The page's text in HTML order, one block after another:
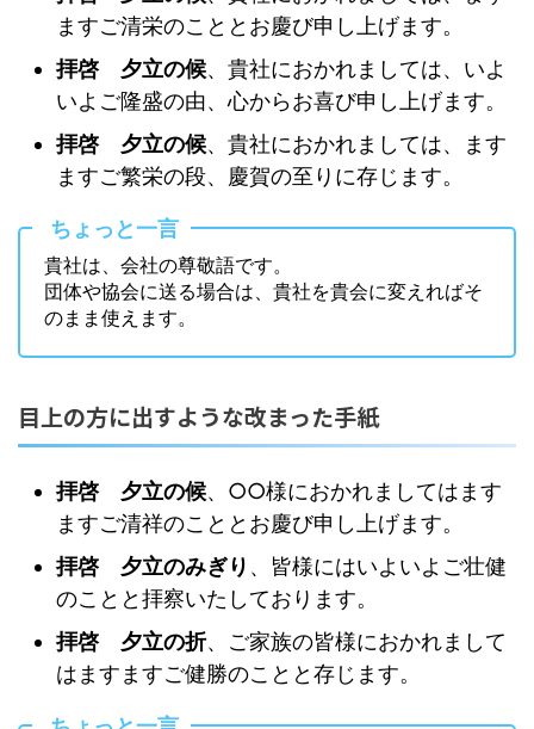
ますご清栄のこととお慶び申し上げます。
拝啓 夕立の候、貴社におかれましては、いよ
いよご隆盛の由、心からお喜び申し上げます。
拝啓 夕立の候、貴社におかれましては、ます
ますご繁栄の段、慶賀の至りに存じます。
ちょっと一言
貴社は、会社の尊敬語です。
団体や協会に送る場合は、貴社を貴会に変えればそ
のまま使えます。
目上の方に出すような改まった手紙
拝啓 夕立の候、○○様におかれましてはます
ますご清祥のこととお慶び申し上げます。
拝啓 夕立のみぎり 、皆様にはいよいよご壮健
のことと拝察いたしております。
拝啓 夕立の折、ご家族の皆様におかれまして
はますますご健勝のことと存じます。